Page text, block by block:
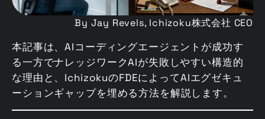
By Jay Revels, Ichizoku株式会社 CEO
本記事は、AIコーディングエージェントが成功す
る一方でナレッジワークAIが失敗しやすい構造的
な理由と、IchizokuのFDEによってAIエグゼキュ
ーションギャップを埋める方法を解説します。